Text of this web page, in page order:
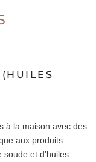
à la maison avec des
aux produits
et d’huiles